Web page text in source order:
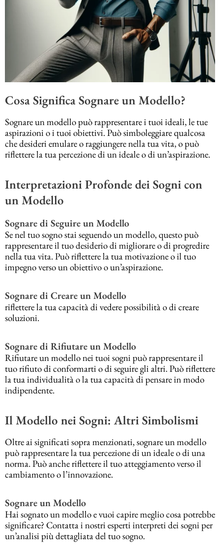
Cosa Significa Sognare un Modello?
Sognare un modello può rappresentare i tuoi ideali, le tue
aspirazioni o i tuoi obiettivi. Può simboleggiare qualcosa
che desideri emulare o raggiungere nella tua vita, o può
riflettere la tua percezione di un ideale o di un’aspirazione.
Interpretazioni Profonde dei Sogni con
un Modello
Sognare di Seguire un Modello
Se nel tuo sogno stai seguendo un modello, questo può
rappresentare il tuo desiderio di migliorare o di progredire
nella tua vita. Può riflettere la tua motivazione o il tuo
impegno verso un obiettivo o un’aspirazione.
Sognare di Creare un Modello
riflettere la tua capacità di vedere possibilità o di creare
soluzioni.
Sognare di Rifiutare un Modello
Rifiutare un modello nei tuoi sogni può rappresentare il
tuo rifiuto di conformarti o di seguire gli altri. Può riflettere
la tua individualità o la tua capacità di pensare in modo
indipendente.
Il Modello nei Sogni: Altri Simbolismi
Oltre ai significati sopra menzionati, sognare un modello
può rappresentare la tua percezione di un ideale o di una
norma. Può anche riflettere il tuo atteggiamento verso il
cambiamento o l’innovazione.
Sognare un Modello
Hai sognato un modello e vuoi capire meglio cosa potrebbe
significare? Contatta i nostri esperti interpreti dei sogni per
un’analisi più dettagliata del tuo sogno.